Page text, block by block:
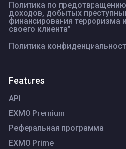
Политика по предотвращению
доходов, добытых
финансирования терроризма
своего клиента”
Политика
Features
API
EXMO Premium
Реферальная программа
EXMO Prime